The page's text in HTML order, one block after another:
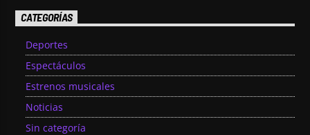
CATEGORÍAS
Deportes
Espectáculos
Estrenos musicales
Noticias
Sin categoría